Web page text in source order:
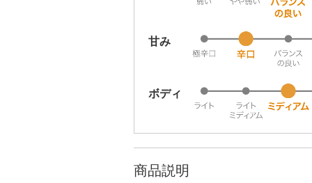
甘み
ボディ
商品説明